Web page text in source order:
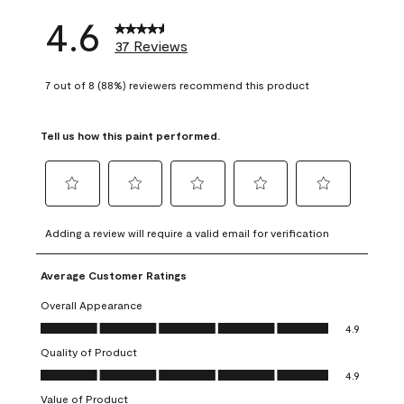
4.6 37 Reviews
7 out of 8 (88%) reviewers recommend this product
Tell us how this paint performed.
to
rate
the
item
with
1
This
action
will
to
rate
the
with
2
This
action
will
to
rate
the
item
3
action
to
rate
4
action
to
rate
5
action
Adding a review will require a valid email for verification
Average Customer Ratings
Overall Appearance
Overall Appearance, 4.9 out of 5
4.9
Quality of Product
Quality of Product, 4.9 out of 5
4.9
Value of Product